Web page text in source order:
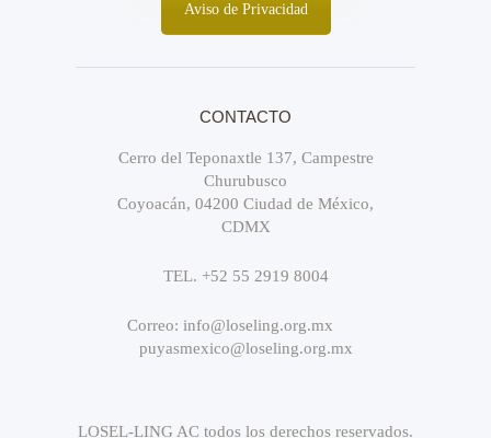
Aviso de Privacidad
CONTACTO
Cerro del Teponaxtle 137, Campestre
Churubusco
Coyoacán, 04200 Ciudad de México,
CDMX
TEL. +52 55 2919 8004
Correo: info@loseling.org.mx
puyasmexico@loseling.org.mx
LOSEL-LING AC todos los derechos reservados.